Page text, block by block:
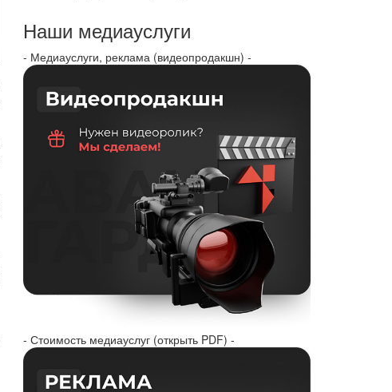
Наши медиауслуги
- Медиауслуги, реклама (видеопродакшн) -
- Стоимость медиауслуг (открыть PDF) -